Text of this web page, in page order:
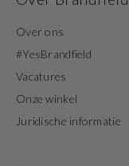
Over ons
#YesBrandfield
Vacatures
Onze winkel
Juridische informatie